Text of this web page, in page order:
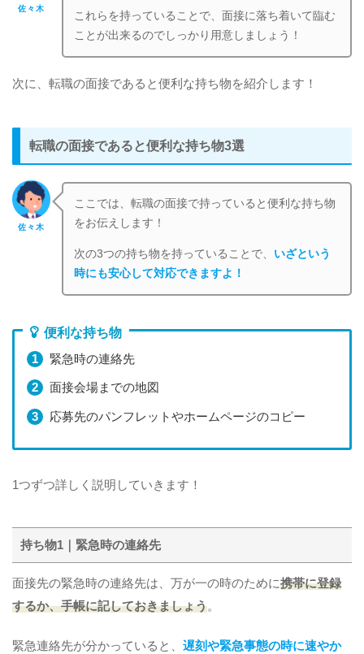
佐々木
これらを持っていることで、面接に落ち着いて臨む
ことが出来るのでしっかり用意しましょう！
次に、転職の面接であると便利な持ち物を紹介します！
転職の面接であると便利な持ち物3選
佐々木
ここでは、転職の面接で持っていると便利な持ち物
をお伝えします！
次の3つの持ち物を持っていることで、 いざという
時にも安心して対応できますよ！
便利な持ち物
緊急時の連絡先
面接会場までの地図
応募先のパンフレットやホームページのコピー
1つずつ詳しく説明していきます！
持ち物1｜緊急時の連絡先
面接先の緊急時の連絡先は、万が一の時のために携帯に登録
するか、手帳に記しておきましょう。
緊急連絡先が分かっていると、 遅刻や緊急事態の時に速やか